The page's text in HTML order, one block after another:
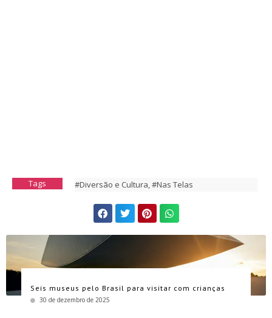
Tags #Diversão e Cultura,#Nas Telas
Seis museus pelo Brasil para visitar com crianças
30 de dezembro de 2025